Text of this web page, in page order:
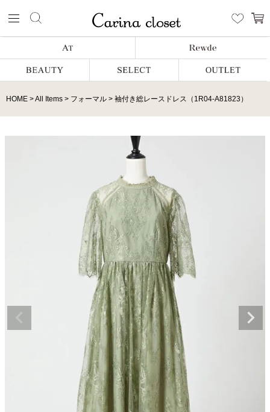
HOME All Items フォーマル 袖付き総レースドレス（1R04-A81823）